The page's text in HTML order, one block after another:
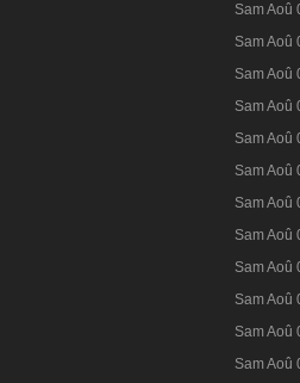
Sam Aoû
Sam Aoû
Sam Aoû
Sam Aoû
Sam Aoû
Sam Aoû
Sam Aoû
Sam Aoû
Sam Aoû
Sam Aoû
Sam Aoû
Sam Aoû